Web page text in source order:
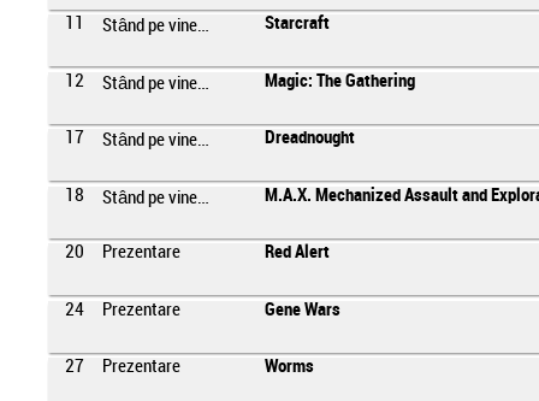
Stând pe vine… Starcraft
12 Stând pe vine… Magic: The Gathering
17 Stând pe vine… Dreadnought
18 Stând pe vine… M.A.X. Mechanized Assault and
20 Prezentare Red Alert
24 Prezentare Gene Wars
27 Prezentare Worms